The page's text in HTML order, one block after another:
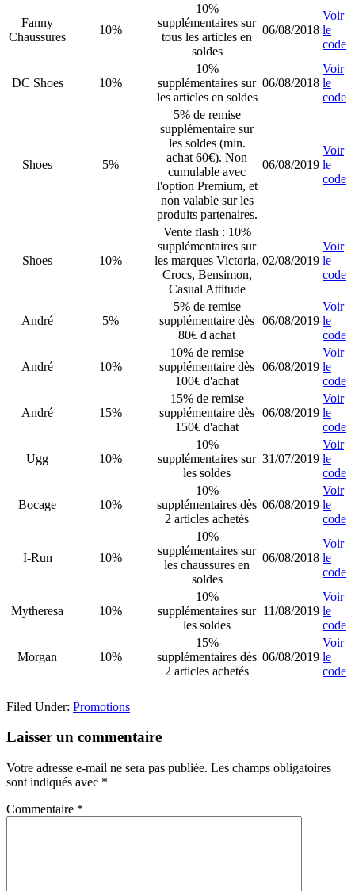
Fanny
Chaussures
10%
10%
supplémentaires sur
tous les articles en
soldes
06/08/2018
Voir
le
code
DC Shoes 10%
10%
supplémentaires sur
les articles en soldes
06/08/2018
Voir
le
code
Shoes 5%
5% de remise
supplémentaire sur
les soldes (min.
achat 60€). Non
cumulable avec
l'option Premium, et
non valable sur les
produits partenaires.
06/08/2019
Voir
le
code
Shoes 10%
Vente flash : 10%
supplémentaires sur
les marques Victoria,
Crocs, Bensimon,
Casual Attitude
02/08/2019
Voir
le
code
André 5%
5% de remise
supplémentaire dès
80€ d'achat
06/08/2019
Voir
le
code
André 10%
10% de remise
supplémentaire dès
100€ d'achat
06/08/2019
Voir
le
code
André 15%
15% de remise
supplémentaire dès
150€ d'achat
06/08/2019
Voir
le
code
Ugg 10%
10%
supplémentaires sur
les soldes
31/07/2019
Voir
le
code
Bocage 10%
10%
supplémentaires dès
2 articles achetés
06/08/2019
Voir
le
code
I-Run 10%
10%
supplémentaires sur
les chaussures en
soldes
06/08/2018
Voir
le
code
Mytheresa 10%
10%
supplémentaires sur
les soldes
11/08/2019
Voir
le
code
Morgan 10%
15%
supplémentaires dès
2 articles achetés
06/08/2019
Voir
le
code
Filed Under: Promotions
Reader
Laisser un commentaire
Votre adresse e-mail ne sera pas publiée. Les champs obligatoires
sont indiqués avec *
Commentaire *